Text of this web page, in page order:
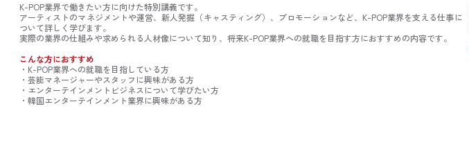
K-POP業界で働きたい方に向けた特別講義です。
アーティストのマネジメントや運営、新人発掘（キャスティング）、プロモーションなど、K-POP業界を支える仕事に
ついて詳しく学びます。
実際の業界の仕組みや求められる人材像について知り、将来K-POP業界への就職を目指す方におすすめの内容です。
こんな方におすすめ
・K-POP業界への就職を目指している方
・芸能マネージャーやスタッフに興味がある方
・エンターテインメントビジネスについて学びたい方
・韓国エンターテインメント業界に興味がある方